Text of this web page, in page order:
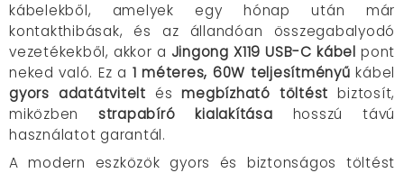
kábelekből, amelyek egy hónap után már
kontakthibásak, és az állandóan összegabalyodó
vezetékekből, akkor a Jingong X119 USB-C kábel pont
neked való. Ez a 1 méteres, 60W teljesítményű kábel
gyors adatátvitelt ésmegbízható töltést biztosít,
miközben strapabíró kialakítása hosszú távú
használatot garantál.
A modern eszközök gyors és biztonságos töltést